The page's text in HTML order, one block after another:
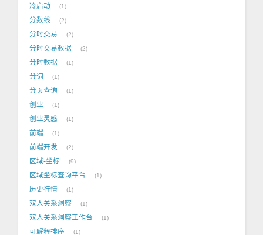
冷启动 1
分数线 2
分时交易 2
分时交易数据 2
分时数据 1
分词 1
分页查询 1
创业 1
创业灵感 1
前端 1
前端开发 2
区域-坐标 9
区域坐标查询平台 1
历史行情 1
双人关系洞察 1
双人关系洞察工作台 1
可解释排序 1